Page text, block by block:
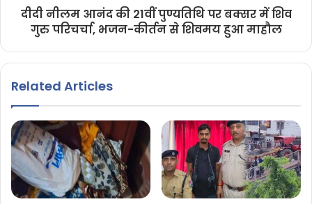
दीदी नीलम आनंद की 21वीं पुण्यतिथि पर बक्सर में शिव
गुरु परिचर्चा, भजन-कीर्तन से शिवमय हुआ माहौल
Related Articles